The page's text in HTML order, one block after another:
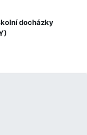
docházky